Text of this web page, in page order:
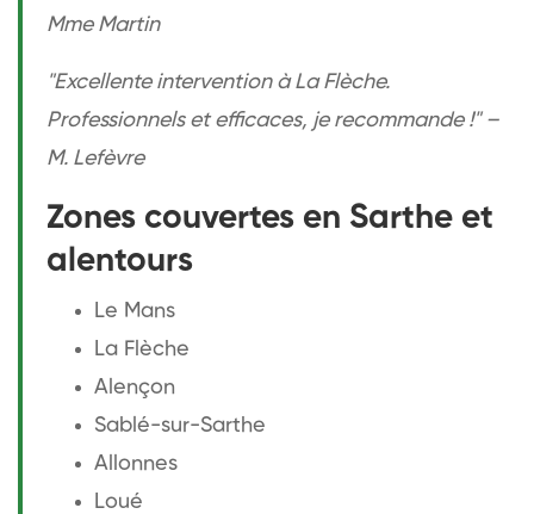
Mme Martin
"Excellente intervention à La Flèche.
Professionnels et efficaces, je recommande !" –
M. Lefèvre
Zones couvertes en Sarthe et
alentours
Le Mans
La Flèche
Alençon
Sablé-sur-Sarthe
Allonnes
Loué